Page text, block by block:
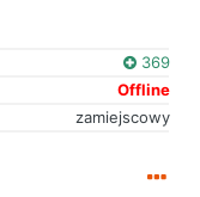
369
Offline
zamiejscowy